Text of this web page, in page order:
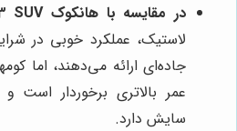
در مقایسه با هانکوک Ventus S1 evo3 SUV:
لاستیک، عملکرد خوبی در
عمر بالاتری برخوردار است
سایش دارد.